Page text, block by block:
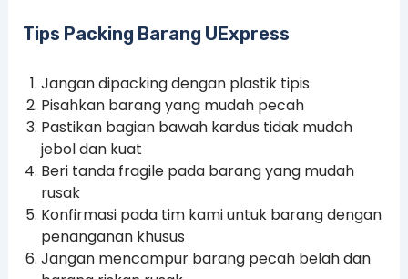
Tips Packing Barang UExpress
Jangan dipacking dengan plastik tipis
Pisahkan barang yang mudah pecah
Pastikan bagian bawah kardus tidak mudah
jebol dan kuat
Beri tanda fragile pada barang yang mudah
rusak
Konfirmasi pada tim kami untuk barang dengan
penanganan khusus
Jangan mencampur barang pecah belah dan